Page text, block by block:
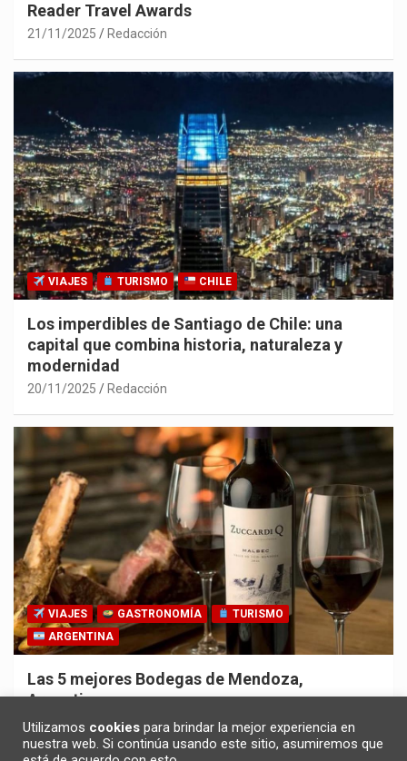
Reader Travel Awards
21/11/2025 Redacción
VIAJES TURISMO CHILE
Los imperdibles de Santiago de Chile: una
capital que combina historia, naturaleza y
modernidad
20/11/2025 Redacción
VIAJES GASTRONOMÍA
TURISMO
ARGENTINA
Las 5 mejores Bodegas de Mendoza,
Argentina
30/10/2025 Redacción
Utilizamos cookies para brindar la mejor experiencia en
nuestra web. Si continúa usando este sitio, asumiremos que